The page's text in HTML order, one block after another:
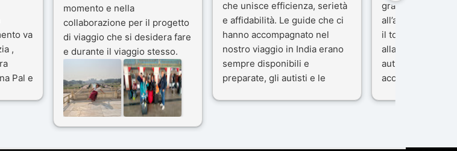
va
,
Pal e
momento e nella
collaborazione per il progetto
di viaggio che si desidera fare
e durante il viaggio stesso.
Siamo stati 3 settimane in
India a novembre 2025, 5
amici e il viaggio alla scoperta
del Rajasthan e Varanasi è
che unisce efficienza, serietà
e affidabilità. Le guide che ci
hanno accompagnato nel
nostro viaggio in India erano
sempre disponibili e
preparate, gli autisti e le
gran parte del
all’agenzia che
il tour con cura e
alla nostra guida
autista che ci
accompagnati